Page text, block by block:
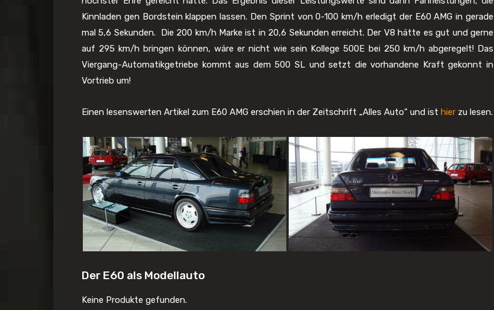
Kinnladen gen Bordstein klappen lassen. Den Sprint von 0-100 km/h erledigt der E60 AMG in gerade
mal 5,6 Sekunden. Die 200 km/h Marke ist in 20,6 Sekunden erreicht. Der V8 hätte es gut und gerne
auf 295 km/h bringen können, wäre er nicht wie sein Kollege 500E bei 250 km/h abgeregelt! Das
Viergang-Automatikgetriebe kommt aus dem 500 SL und setzt die vorhandene Kraft gekonnt in
Vortrieb um!
Einen lesenswerten Artikel zum E60 AMG erschien in der Zeitschrift „Alles Auto“ und ist hier zu lesen.
Der E60 als Modellauto
Keine Produkte gefunden.